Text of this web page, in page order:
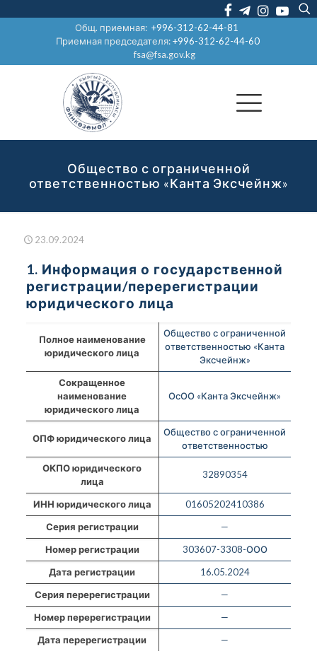
Общ. приемная:+996-312-62-44-81
Приемная председателя:+996-312-62-44-60
fsa@fsa.gov.kg
Общество с ограниченной
ответственностью «Канта Эксчейнж»
23.09.2024
1. Информация о государственной
регистрации/перерегистрации
юридического лица
Полное наименование
юридического лица
Общество с ограниченной
ответственностью «Канта
Эксчейнж»
Сокращенное
наименование
юридического лица
ОсОО «Канта Эксчейнж»
ОПФ юридического лица
Общество с ограниченной
ответственностью
ОКПО юридического
лица
32890354
ИНН юридического лица
01605202410386
Серия регистрации
—
Номер регистрации
303607-3308-ООО
Дата регистрации
16.05.2024
Серия перерегистрации
—
Номер перерегистрации
—
Дата перерегистрации
—